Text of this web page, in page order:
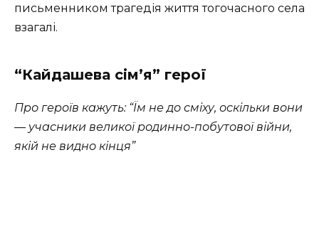
письменником трагедія життя тогочасного села
взагалі.
“Кайдашева сім’я” герої
Про героїв кажуть: “Їм не до сміху, оскільки вони
— учасники великої родинно-побутової війни,
якій не видно кінця”